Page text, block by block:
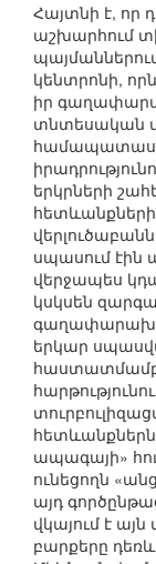
Հայտնի է, որ
աշխարհում
կենտրոնի,
իր
տնտեսական
երկրների
սպասում էին
վերջապես
կսկսեն
երկար
հաստատմամբ
հետևանքներն
ապագայի»
ունեցողն
այդ
վկայում է
բարքերը